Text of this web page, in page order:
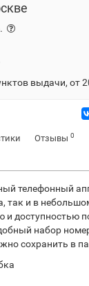
выдачи, от
Отзывы 0
телефонный
так и в
и доступностью
набор
сохранить в